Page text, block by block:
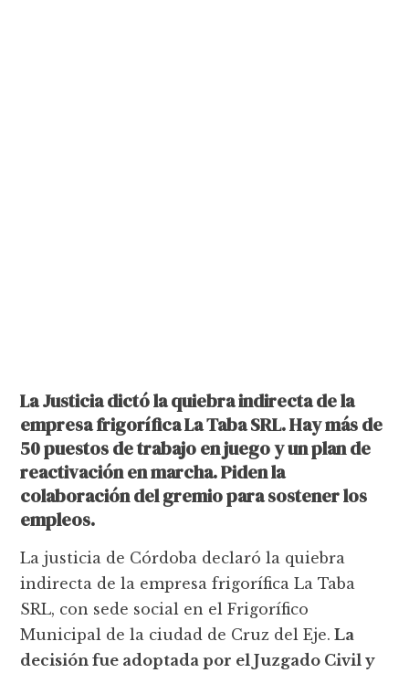
La Justicia dictó la quiebra indirecta de la
empresa frigorífica La Taba SRL. Hay más de
50 puestos de trabajo en juego y un plan de
reactivación en marcha. Piden la
colaboración del gremio para sostener los
empleos.
La justicia de Córdoba declaró la quiebra
indirecta de la empresa frigorífica La Taba
SRL, con sede social en el Frigorífico
Municipal de la ciudad de Cruz del Eje. La
decisión fue adoptada por el Juzgado Civil y